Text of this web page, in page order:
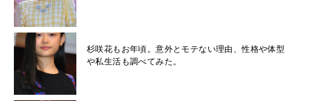
杉咲花もお年頃。意外とモテない理由、性格や体型
や私生活も調べてみた。